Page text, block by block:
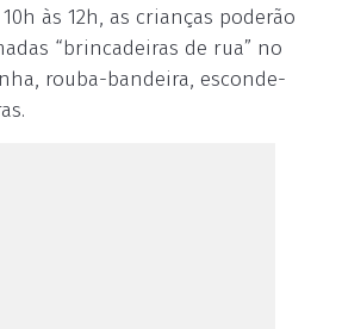
às 12h, as crianças poderão
“brincadeiras de rua” no
rouba-bandeira, esconde-